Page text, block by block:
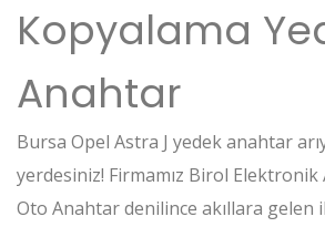
Kopyalama
Anahtar
Bursa Opel Astra J yedek anahtar
yerdesiniz! Firmamız Birol
Oto Anahtar denilince akıllara gelen